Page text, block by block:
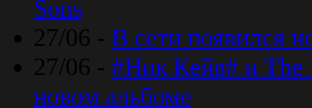
Sons
27/06 - В сети появился
27/06 - #Ник Кейв# и The
новом альбоме